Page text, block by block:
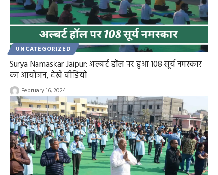
UNCATEGORIZED
Surya Namaskar Jaipur: अल्बर्ट हॉल पर हुआ 108 सूर्य नमस्कार
का आयोजन, देखें वीडियो
February 16, 2024